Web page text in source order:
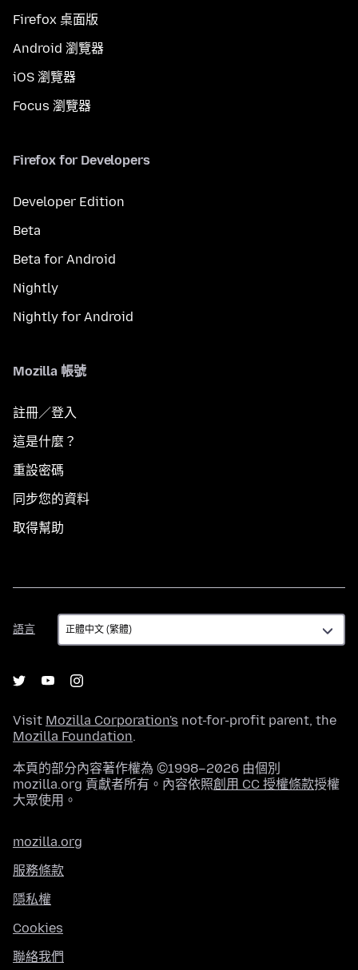
Firefox 桌面版
Android 瀏覽器
iOS 瀏覽器
Focus 瀏覽器
Firefox for Developers
Developer Edition
Beta
Beta for Android
Nightly
Nightly for Android
Mozilla 帳號
註冊／登入
這是什麼？
重設密碼
同步您的資料
取得幫助
語言
語
言
Visit Mozilla Corporation's not-for-profit parent, the
Mozilla Foundation.
本頁的部分內容著作權為 ©1998–2026 由個別
mozilla.org 貢獻者所有。內容依照創用 CC 授權條款授權
大眾使用。
mozilla.org
服務條款
隱私權
Cookies
聯絡我們